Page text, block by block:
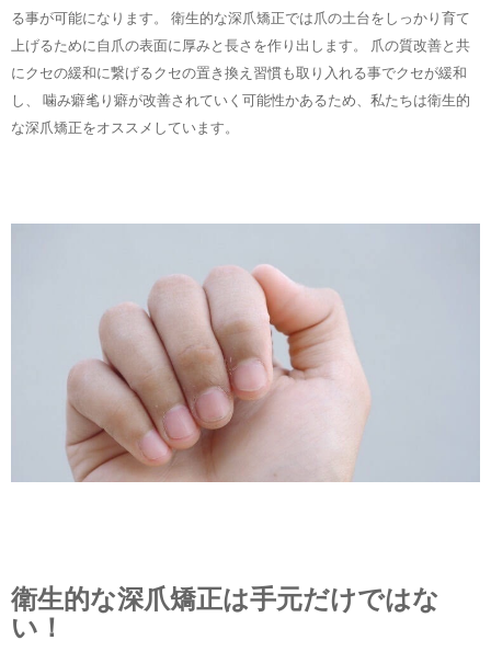
る事が可能になります。 衛生的な深爪矯正では爪の土台をしっかり育て
上げるために自爪の表面に厚みと長さを作り出します。 爪の質改善と共
にクセの緩和に繋げるクセの置き換え習慣も取り入れる事でクセが緩和
し、 噛み癖毟り癖が改善されていく可能性かあるため、私たちは衛生的
な深爪矯正をオススメしています。
衛生的な深爪矯正は手元だけではな
い！